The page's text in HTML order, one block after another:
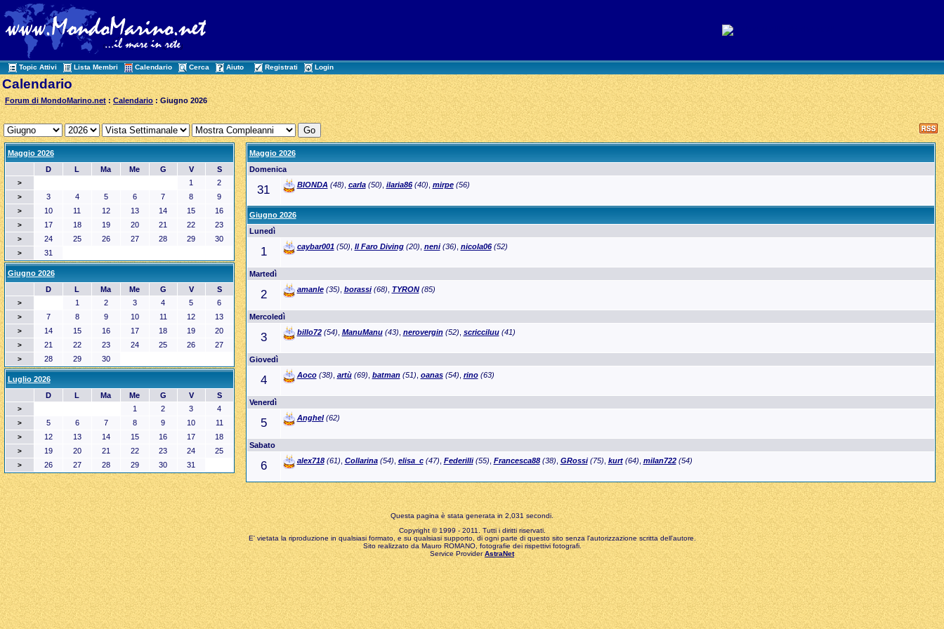
Topic Attivi Lista Membri Calendario Cerca Aiuto Registrati Login
Calendario
Forum di MondoMarino.net :Calendario : Giugno 2026
Maggio 2026
D
L Ma Me G V S
> 1 2
> 3 4 5 6 7 8 9
> 10 11 12 13 14 15 16
> 17 18 19 20 21 22 23
> 24 25 26 27 28 29 30
> 31
Maggio 2026
Domenica
31 BIONDA (48), carla(50), ilaria86(40), mirpe(56)
Giugno 2026
Lunedì
1 caybar001(50), Il Faro Diving(20), neni(36), nicola06(52)
Martedì
2 amanle(35), borassi(68), TYRON(85)
Mercoledì
3 billo72(54), ManuManu(43), nerovergin(52), scricciluu(41)
Giovedì
4 Aoco(38), artù(69), batman(51), oanas(54), rino(63)
Venerdì
5 Anghel(62)
Sabato
6 alex718(61), Collarina(54), elisa_c(47), Federilli(55), Francesca88(38), GRossi(75), kurt(64), milan722(54)
Giugno 2026
D
L Ma Me G V S
> 1 2 3 4 5 6
> 7 8 9 10 11 12 13
> 14 15 16 17 18 19 20
> 21 22 23 24 25 26 27
> 28 29 30
Luglio 2026
D
L Ma Me G V S
> 1 2 3 4
> 5 6 7 8 9 10 11
> 12 13 14 15 16 17 18
> 19 20 21 22 23 24 25
> 26 27 28 29 30 31
Questa pagina è stata generata in 2,031 secondi.
Copyright © 1999 - 2011. Tutti i diritti riservati.
E' vietata la riproduzione in qualsiasi formato, e su qualsiasi supporto, di ogni parte di questo sito senza l'autorizzazione scritta dell'autore.
Sito realizzato da Mauro ROMANO, fotografie dei rispettivi fotografi.
Service ProviderAstraNet